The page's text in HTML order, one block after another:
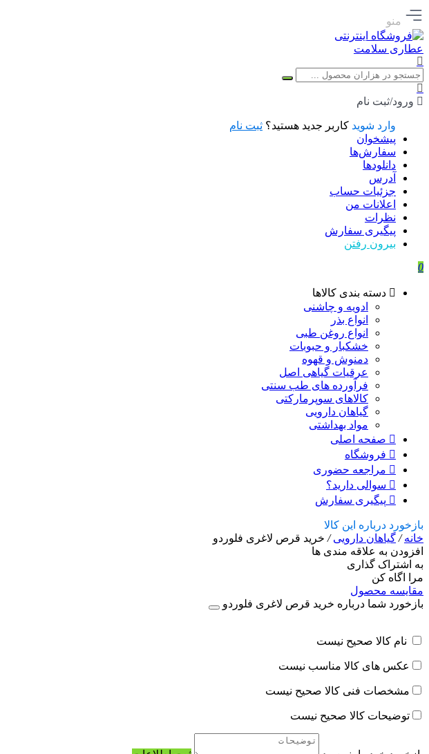
منو
ورود/ثبت نام
وارد شوید کاربر جدید هستید؟ ثبت نام
پیشخوان
سفارش‌ها
دانلودها
آدرس
جزئیات حساب
اعلانات من
نظرات
پیگیری سفارش
بیرون رفتن
0
دسته بندی کالاها
ادویه و چاشنی
انواع بذر
انواع روغن طبی
خشکبار و حبوبات
دمنوش و قهوه
عرقیات گیاهی اصل
فرآورده های طب سنتی
کالاهای سوپرمارکتی
گیاهان دارویی
مواد بهداشتی
صفحه اصلی
فروشگاه
مراجعه حضوری
سوالی دارید؟
پیگیری سفارش
بازخورد درباره این کالا
خانه/ گیاهان دارویی/ خرید قرص لاغری فلوردو
افزودن به علاقه مندی ها
به اشتراک گذاری
مرا اگاه کن
مقایسه محصول
بازخورد شما درباره خرید قرص لاغری فلوردو
نام کالا صحیح نیست
عکس های کالا مناسب نیست
مشخصات فنی کالا صحیح نیست
توضیحات کالا صحیح نیست